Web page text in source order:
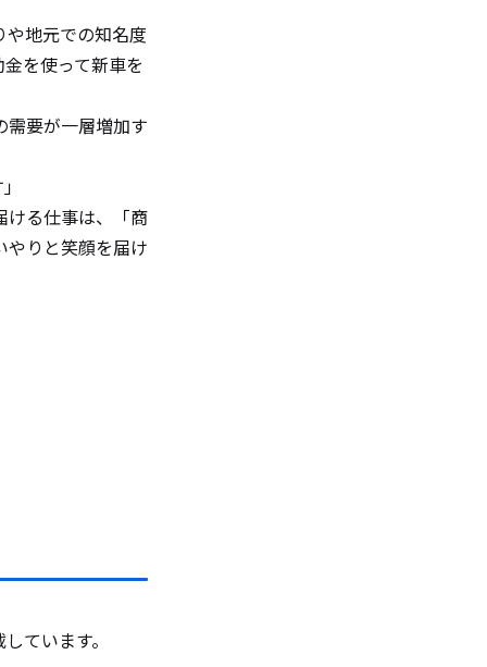
地元での知名度
を使って新車を
要が一層増加す
る仕事は、「商
やりと笑顔を届け
ています。